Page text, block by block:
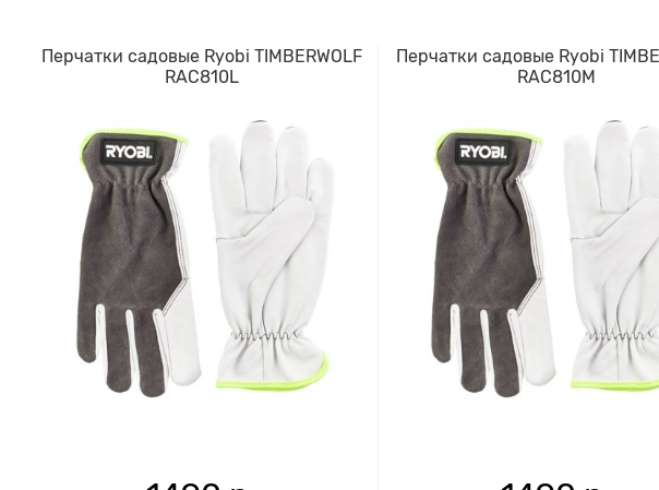
Перчатки садовые Ryobi TIMBERWOLF
RAC810L
Перчатки садовые Ryobi
RAC810M